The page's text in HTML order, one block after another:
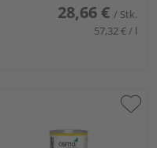
28,66 € / Stk.
57,32 € / l